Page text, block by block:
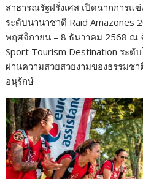
สาธารณรัฐฝรั่งเศส เปิดฉากการ
ระดับนานาชาติ Raid Amazones
พฤศจิกายน – 8 ธันวาคม 2568
Sport Tourism Destination ระดั
ผ่านความสวยสวยงามของธรรมช
อนุรักษ์